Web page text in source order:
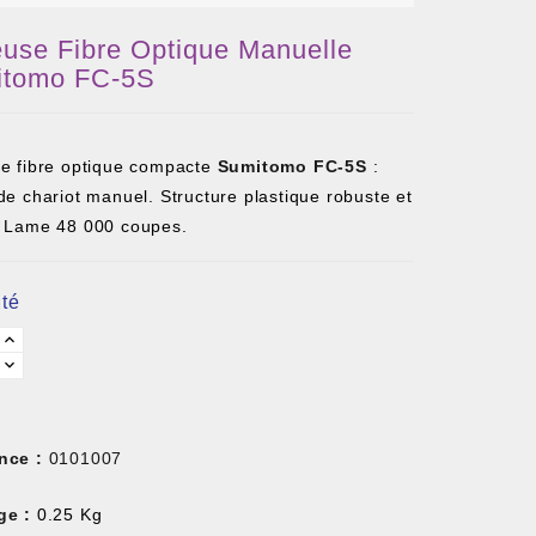
Fibre Optique Manuelle
FC-5S
fibre optique compacte Sumitomo FC-5S :
chariot manuel. Structure plastique robuste et
48 000 coupes.
: 0101007
: 0.25 Kg